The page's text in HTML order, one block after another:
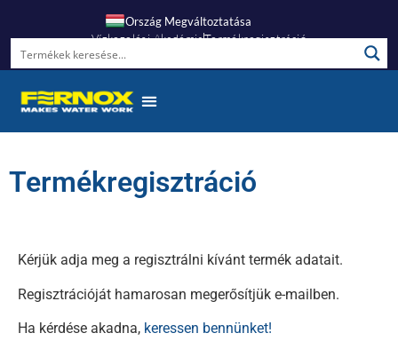
Ország Megváltoztatása
Vízkezelési AkadémiaTermékregisztráció
Termékregisztráció
Kérjük adja meg a regisztrálni kívánt termék adatait.
Regisztrációját hamarosan megerősítjük e-mailben.
Ha kérdése akadna, keressen bennünket!